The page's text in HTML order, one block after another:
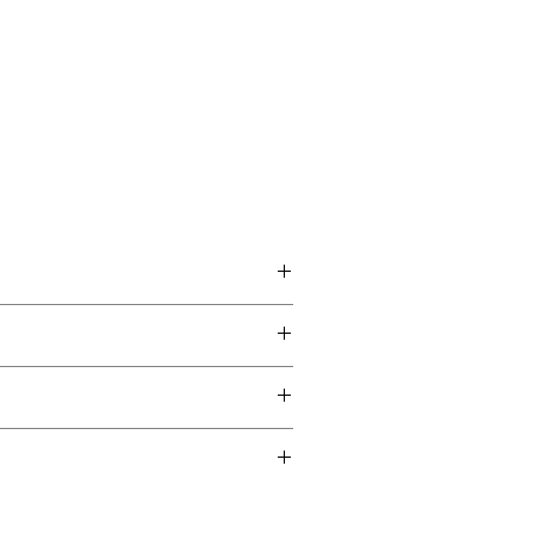
abaterá o freta